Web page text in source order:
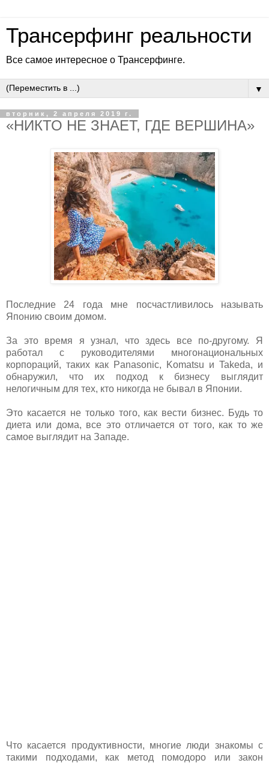
Трансерфинг реальности
Все самое интересное о Трансерфинге.
▼
вторник, 2 апреля 2019 г.
«НИКТО НЕ ЗНАЕТ, ГДЕ ВЕРШИНА»
Последние 24 года мне посчастливилось называть
Японию своим домом.
За это время я узнал, что здесь все по-другому. Я
работал с руководителями многонациональных
корпораций, таких как Panasonic, Komatsu и Takeda, и
обнаружил, что их подход к бизнесу выглядит
нелогичным для тех, кто никогда не бывал в Японии.
Это касается не только того, как вести бизнес. Будь то
диета или дома, все это отличается от того, как то же
самое выглядит на Западе.
Что касается продуктивности, многие люди знакомы с
такими подходами, как метод помодоро или закон